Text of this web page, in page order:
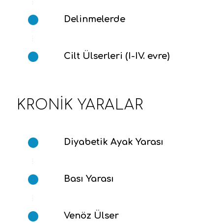
Delinmelerde
Cilt Ülserleri (I-IV. evre)
KRONIK YARALAR
Diyabetik Ayak Yarası
Bası Yarası
Venöz Ülser